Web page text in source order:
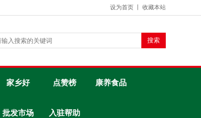
设为首页 收藏本站
家乡好 点赞榜 康养食品
批发市场 入驻帮助